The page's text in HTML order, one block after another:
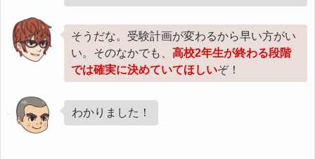
そうだな。受験計画が変わるから早い方がい
い。そのなかでも、 高校2年生が終わる段階
では確実に決めていてほしいぞ！
わかりました！